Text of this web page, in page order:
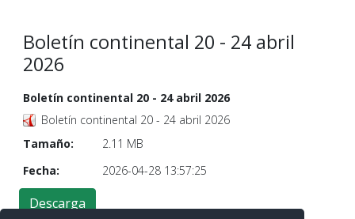
Boletín continental 20 - 24 abril
2026
Boletín continental 20 - 24 abril 2026
Boletín continental 20 - 24 abril 2026
Tamaño:
2.11 MB
Fecha:
2026-04-28 13:57:25